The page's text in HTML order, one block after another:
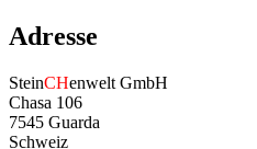
Adresse
SteinCHenwelt GmbH
Chasa 106
7545 Guarda
Schweiz